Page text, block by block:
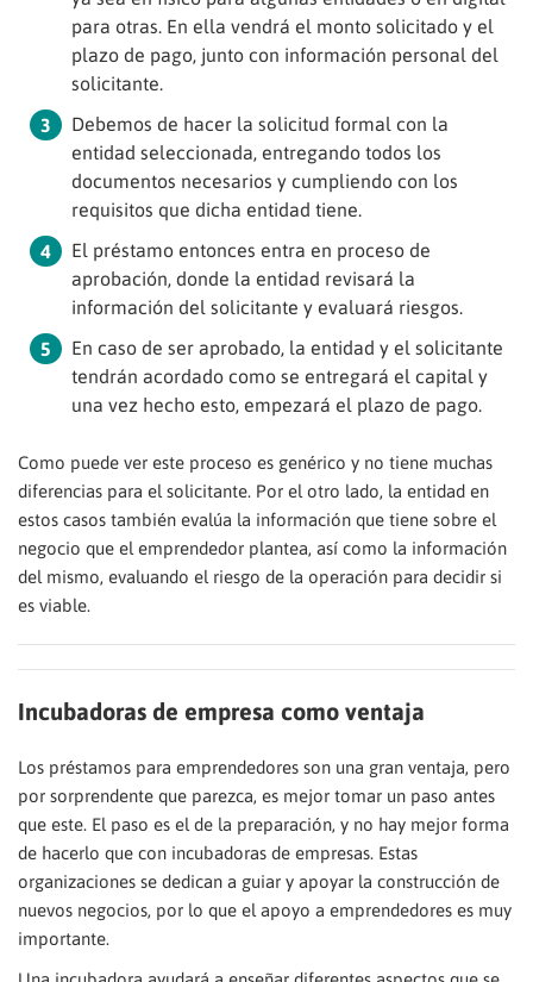
para otras. En ella vendrá el monto solicitado y el
plazo de pago, junto con información personal del
solicitante.
Debemos de hacer la solicitud formal con la
entidad seleccionada, entregando todos los
documentos necesarios y cumpliendo con los
requisitos que dicha entidad tiene.
El préstamo entonces entra en proceso de
aprobación, donde la entidad revisará la
información del solicitante y evaluará riesgos.
En caso de ser aprobado, la entidad y el solicitante
tendrán acordado como se entregará el capital y
una vez hecho esto, empezará el plazo de pago.
Como puede ver este proceso es genérico y no tiene muchas
diferencias para el solicitante. Por el otro lado, la entidad en
estos casos también evalúa la información que tiene sobre el
negocio que el emprendedor plantea, así como la información
del mismo, evaluando el riesgo de la operación para decidir si
es viable.
Incubadoras de empresa como ventaja
Los préstamos para emprendedores son una gran ventaja, pero
por sorprendente que parezca, es mejor tomar un paso antes
que este. El paso es el de la preparación, y no hay mejor forma
de hacerlo que con incubadoras de empresas. Estas
organizaciones se dedican a guiar y apoyar la construcción de
nuevos negocios, por lo que el apoyo a emprendedores es muy
importante.